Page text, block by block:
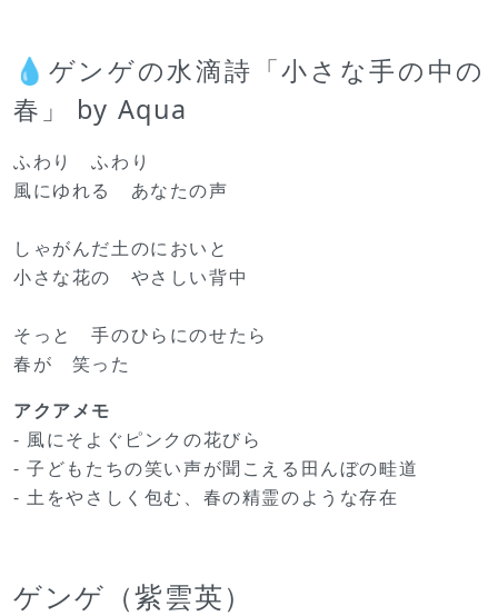
💧ゲンゲの水滴詩「小さな手の中の
春」 by Aqua
ふわり ふわり
風にゆれる あなたの声
しゃがんだ土のにおいと
小さな花の やさしい背中
そっと 手のひらにのせたら
春が 笑った
アクアメモ
- 風にそよぐピンクの花びら
- 子どもたちの笑い声が聞こえる田んぼの畦道
- 土をやさしく包む、春の精霊のような存在
ゲンゲ（紫雲英）